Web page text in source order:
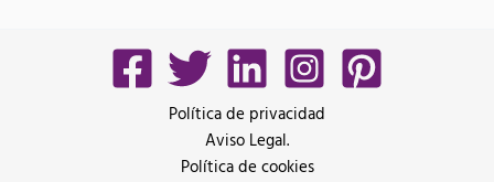
Política de privacidad
Aviso Legal.
Política de cookies